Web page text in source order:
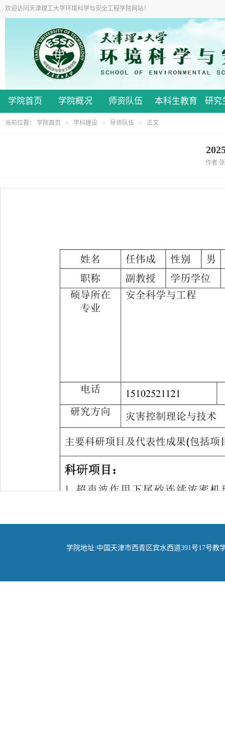
欢迎访问天津理工大学环境科学与安全工程学院网站！
学院首页 学院概况 师资队伍 本科生教育 研究
当前位置： 学院首页 > 学科建设 > 导师队伍 > 正文
作者:
学院地址:中国天津市西青区宾水西道391号17号教